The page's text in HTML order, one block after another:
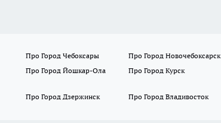
Про Город Чебоксары Про Город Новочебоксарск
Про Город Йошкар-Ола
Про Город Курск
Про Город Дзержинск
Про Город Владивосток